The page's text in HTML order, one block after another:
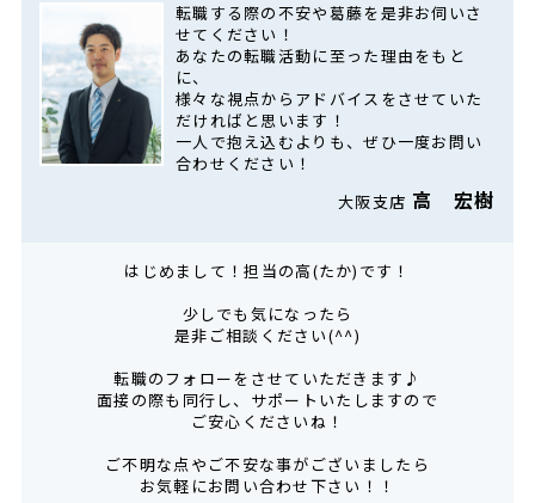
転職する際の不安や葛藤を是非お伺いさ
せてください！
あなたの転職活動に至った理由をもと
に、
様々な視点からアドバイスをさせていた
だければと思います！
一人で抱え込むよりも、ぜひ一度お問い
合わせください！
大阪支店 高 宏樹
はじめまして！担当の高(たか)です！
少しでも気になったら
是非ご相談ください(^^)
転職のフォローをさせていただきます♪
面接の際も同行し、サポートいたしますので
ご安心くださいね！
ご不明な点やご不安な事がございましたら
お気軽にお問い合わせ下さい！！